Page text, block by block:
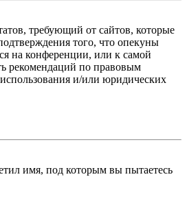
требующий от сайтов, которые
того, что опекуны
на конференции, или к самой
рекомендаций по правовым
и/или юридических
имя, под которым вы пытаетесь